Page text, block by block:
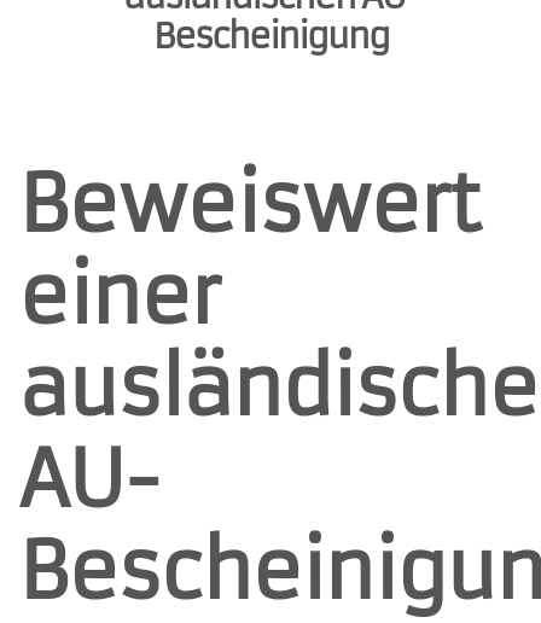
Bescheinigung
Beweiswert
einer
AU-